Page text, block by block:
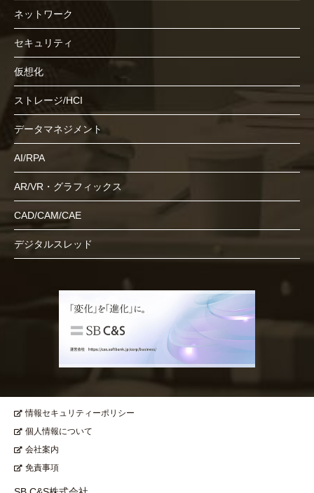
ネットワーク
セキュリティ
仮想化
ストレージ/HCI
データマネジメント
AI/RPA
AR/VR・グラフィックス
CAD/CAM/CAE
デジタルスレッド
情報セキュリティーポリシー
個人情報について
会社案内
免責事項